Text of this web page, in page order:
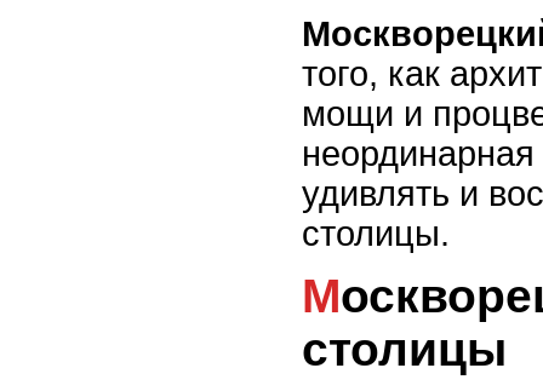
того, как
мощи и
удивлять и
столицы.
Москворецкий мост: гордость
столицы